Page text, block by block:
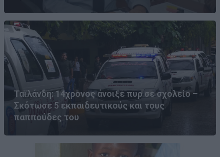
Ταϊλάνδη: 14χρονος άνοιξε πυρ σε σχολείο –
Σκότωσε 5 εκπαιδευτικούς και τους
παππούδες του